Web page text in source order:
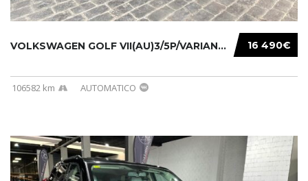
16 490€
VOLKSWAGEN GOLF VII(AU)3/5P/VARIANT(12-16 20...
106582 km AUTOMATICO